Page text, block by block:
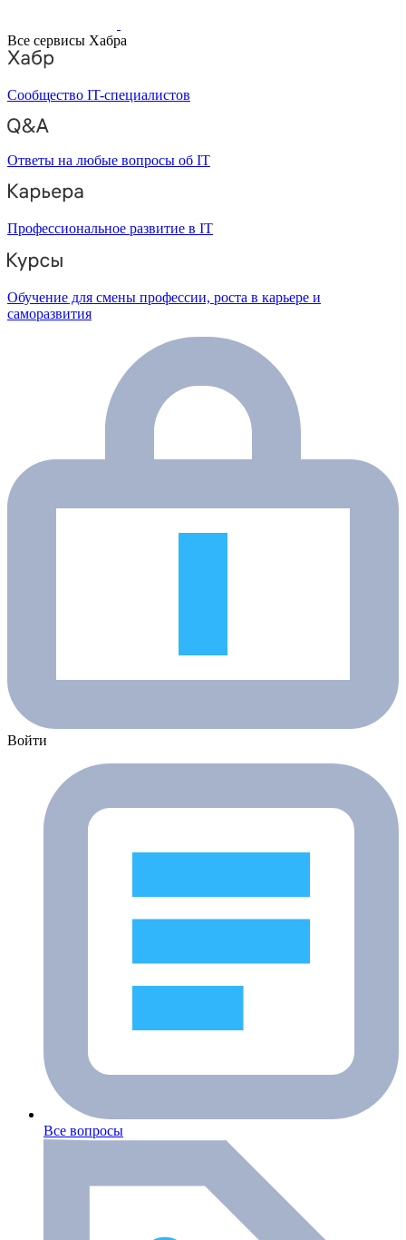
Все сервисы Хабра
Сообщество IT-специалистов
Ответы на любые вопросы об IT
Профессиональное развитие в IT
Обучение для смены профессии, роста в карьере и
саморазвития
Войти
Все вопросы